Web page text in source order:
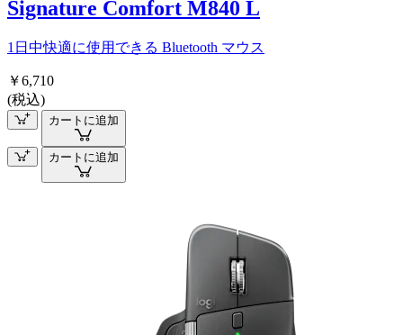
Signature Comfort M840 L
1日中快適に使用できる Bluetooth マウス
￥6,710
(税込)
カートに追加
カートに追加